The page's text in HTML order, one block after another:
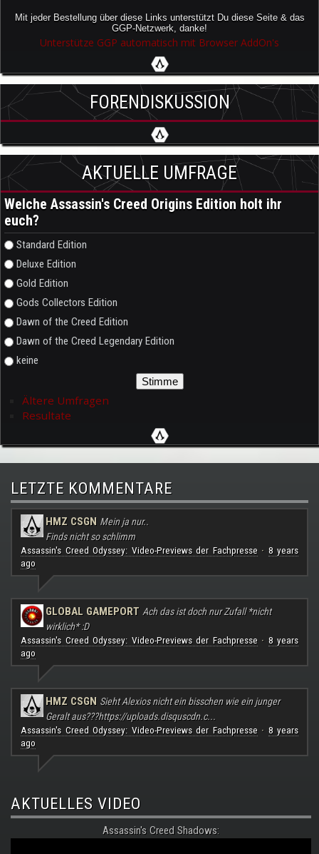
Mit jeder Bestellung über diese Links unterstützt Du diese Seite & das
GGP-Netzwerk, danke!
Unterstütze GGP automatisch mit Browser AddOn's
FORENDISKUSSION
AKTUELLE UMFRAGE
Welche Assassin's Creed Origins Edition holt ihr
euch?
Auswahlmöglichkeiten
Standard Edition
Deluxe Edition
Gold Edition
Gods Collectors Edition
Dawn of the Creed Edition
Dawn of the Creed Legendary Edition
keine
Ältere Umfragen
Resultate
LETZTE KOMMENTARE
HMZ CSGN Mein ja nur..
Finds nicht so schlimm
Assassin's Creed Odyssey: Video-Previews der Fachpresse· 8 years
ago
GLOBAL GAMEPORT Ach das ist doch nur Zufall *nicht
wirklich* :D
Assassin's Creed Odyssey: Video-Previews der Fachpresse· 8 years
ago
HMZ CSGN Sieht Alexios nicht ein bisschen wie ein junger
Geralt aus???https://uploads.disquscdn.c...
Assassin's Creed Odyssey: Video-Previews der Fachpresse· 8 years
ago
AKTUELLES VIDEO
Assassin's Creed Shadows: